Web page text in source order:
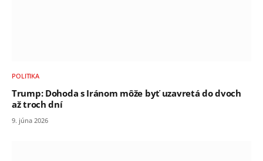
POLITIKA
Trump: Dohoda s Iránom môže byť uzavretá do dvoch
až troch dní
9. júna 2026